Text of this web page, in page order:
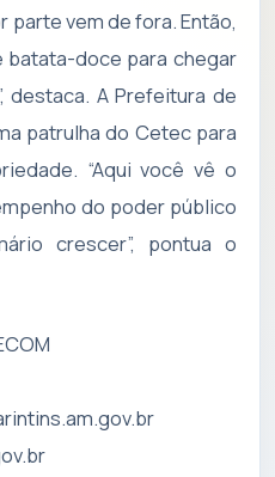
parte vem de fora. Então,
batata-doce para chegar
destaca. A Prefeitura de
patrulha do Cetec para
“Aqui você vê o
do poder público
crescer”, pontua o